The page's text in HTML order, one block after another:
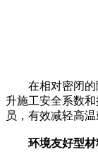
在相对密闭的
升施工安全系数
员，有效减轻高
环境友好型